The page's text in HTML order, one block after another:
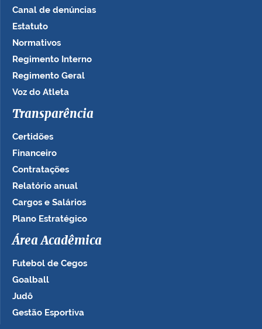
Canal de denúncias
Estatuto
Normativos
Regimento Interno
Regimento Geral
Voz do Atleta
Transparência
Certidões
Financeiro
Contratações
Relatório anual
Cargos e Salários
Plano Estratégico
Área Acadêmica
Futebol de Cegos
Goalball
Judô
Gestão Esportiva